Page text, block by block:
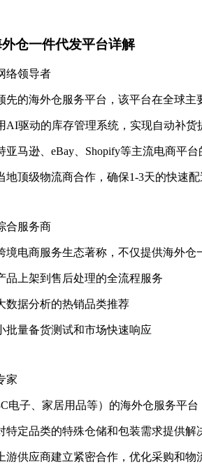
仓一件代发平台详解
络领导者
先的海外仓服务平台，该平台在全球
AI驱动的库存管理系统，实现自动补货
亚马逊、eBay、Shopify等主流电商平
地顶级物流商合作，确保1-3天的快速配
合服务商
境电商服务生态著称，不仅提供海外
品上架到售后处理的全流程服务
数据分析的热销品类推荐
批量备货测试和市场快速响应
家
电子、家居用品等）的海外仓服务平
特定品类的特殊仓储和包装需求提供解
游供应商建立紧密合作，优化采购和物